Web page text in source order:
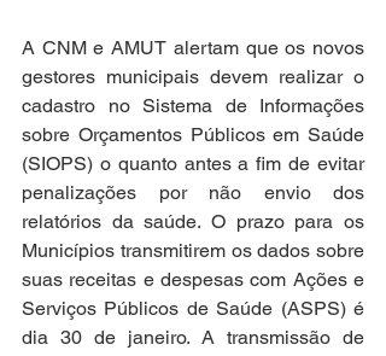
A CNM e AMUT alertam que os novos
gestores municipais devem realizar o
cadastro no Sistema de Informações
sobre Orçamentos Públicos em Saúde
(SIOPS) o quanto antes a fim de evitar
penalizações por não envio dos
relatórios da saúde. O prazo para os
Municípios transmitirem os dados sobre
suas receitas e despesas com Ações e
Serviços Públicos de Saúde (ASPS) é
dia 30 de janeiro. A transmissão de